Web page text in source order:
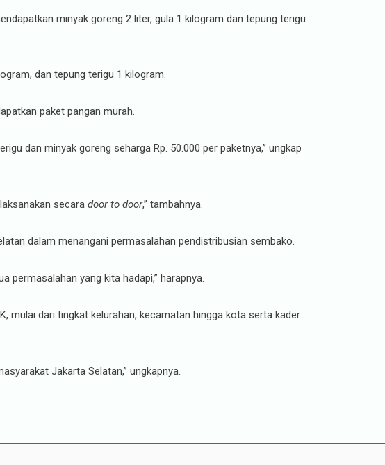
minyak goreng 2 liter, gula 1 kilogram dan tepung terigu
dan tepung terigu 1 kilogram.
paket pangan murah.
dan minyak goreng seharga Rp. 50.000 per paketnya,” ungkap
secara door to door,” tambahnya.
dalam menangani permasalahan pendistribusian sembako.
permasalahan yang kita hadapi,” harapnya.
mulai dari tingkat kelurahan, kecamatan hingga kota serta kader
Jakarta Selatan,” ungkapnya.